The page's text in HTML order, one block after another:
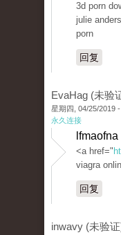
3d porn
julie
porn
回复
EvaHag (未验
星期四, 04/25/2019
永久连接
lfmaofna
<a href="
viagra
回复
inwavy (未验